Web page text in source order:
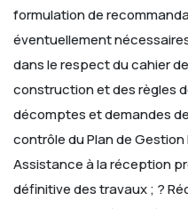
formulation de
éventuellement
dans le respect du cahier
construction et des règles
décomptes et demandes de
contrôle du Plan de
Assistance à la réception
définitive des travaux ; ?